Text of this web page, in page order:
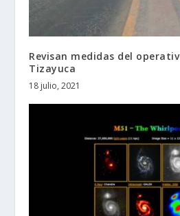
Revisan medidas del
Tizayuca
18 julio, 2021